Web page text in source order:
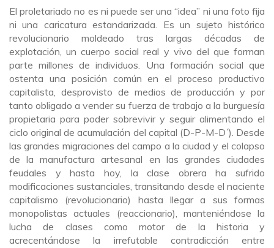
El proletariado no es ni puede ser una “idea” ni una foto fija
ni una caricatura estandarizada. Es un sujeto histórico
revolucionario moldeado tras largas décadas de
explotación, un cuerpo social real y vivo del que forman
parte millones de individuos. Una formación social que
ostenta una posición común en el proceso productivo
capitalista, desprovisto de medios de producción y por
tanto obligado a vender su fuerza de trabajo a la burguesía
propietaria para poder sobrevivir y seguir alimentando el
ciclo original de acumulación del capital (D-P-M-D´). Desde
las grandes migraciones del campo a la ciudad y el colapso
de la manufactura artesanal en las grandes ciudades
feudales y hasta hoy, la clase obrera ha sufrido
modificaciones sustanciales, transitando desde el naciente
capitalismo (revolucionario) hasta llegar a sus formas
monopolistas actuales (reaccionario), manteniéndose la
lucha de clases como motor de la historia y
acrecentándose la irrefutable contradicción entre